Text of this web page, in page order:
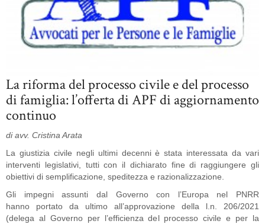
La riforma del processo civile e del processo
di famiglia: l’offerta di APF di aggiornamento
continuo
di avv. Cristina Arata
La giustizia civile negli ultimi decenni è stata interessata da vari
interventi legislativi, tutti con il dichiarato fine di raggiungere gli
obiettivi di semplificazione, speditezza e razionalizzazione.
Gli impegni assunti dal Governo con l’Europa nel PNRR
hanno portato da ultimo all’approvazione della l.n. 206/2021
(delega al Governo per l’efficienza del processo civile e per la